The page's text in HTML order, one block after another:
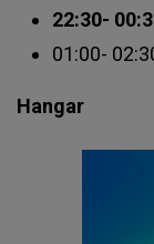
22:30-
01:00-
Hangar